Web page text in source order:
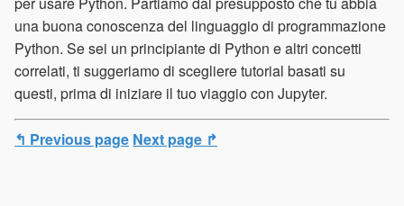
una buona conoscenza del linguaggio di programmazione
Python. Se sei un principiante di Python e altri concetti
correlati, ti suggeriamo di scegliere tutorial basati su
questi, prima di iniziare il tuo viaggio con Jupyter.
↰ Previous page Next page ↱